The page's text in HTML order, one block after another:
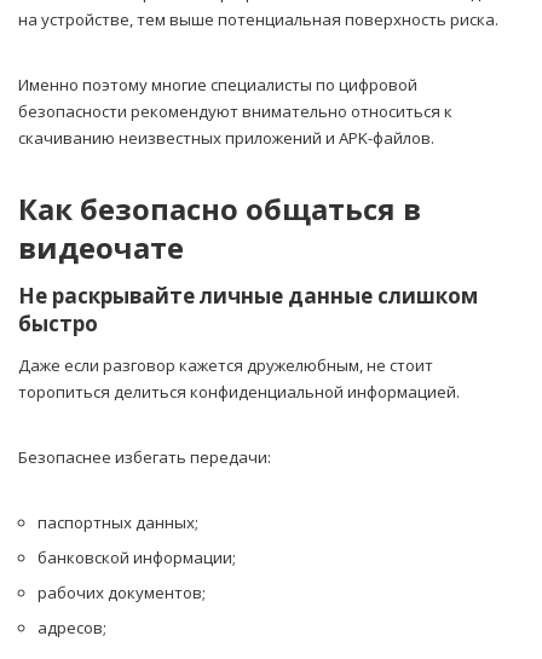
на устройстве, тем выше потенциальная поверхность риска.
Именно поэтому многие специалисты по цифровой
безопасности рекомендуют внимательно относиться к
скачиванию неизвестных приложений и APK-файлов.
Как безопасно общаться в
видеочате
Не раскрывайте личные данные слишком
быстро
Даже если разговор кажется дружелюбным, не стоит
торопиться делиться конфиденциальной информацией.
Безопаснее избегать передачи:
паспортных данных;
банковской информации;
рабочих документов;
адресов;